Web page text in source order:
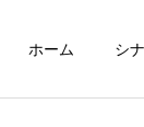
ホーム シ